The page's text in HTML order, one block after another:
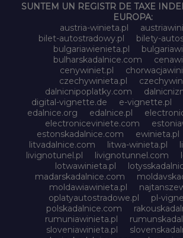
SUNTEM UN REGISTR DE TAXE
EUROPA:
austria-winieta.pl
bilet-autostradowy.pl
bilety-
bulgariawienieta.pl
bulharskadalnice.com
cenywiniet.pl
czechywinieta.pl
dalnicnipoplatky.com
digital-vignette.de
e-vignette.pl
edalnice.org
edalnice.pl
electroniceviniete.com
estonskadalnice.com
ewinieta.pl
litvadalnice.com
litwa-winieta.pl
livignotunel.pl
livignotunnel.com
lotwawinieta.pl
madarskadalnice.com
moldawiawinieta.pl
oplatyautostradowe.pl
pl-
polskadalnice.com
rumuniawinieta.pl
sloveniawinieta.pl